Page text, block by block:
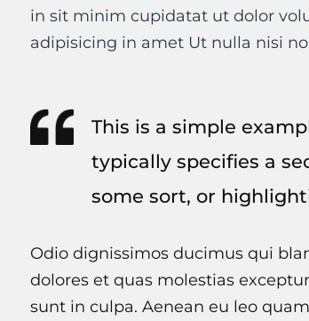
in sit minim cupidatat ut dolor
adipisicing in amet Ut nulla nisi
This is a simple
typically specifies a
some sort, or
Odio dignissimos ducimus qui
dolores et quas molestias
sunt in culpa. Aenean eu leo